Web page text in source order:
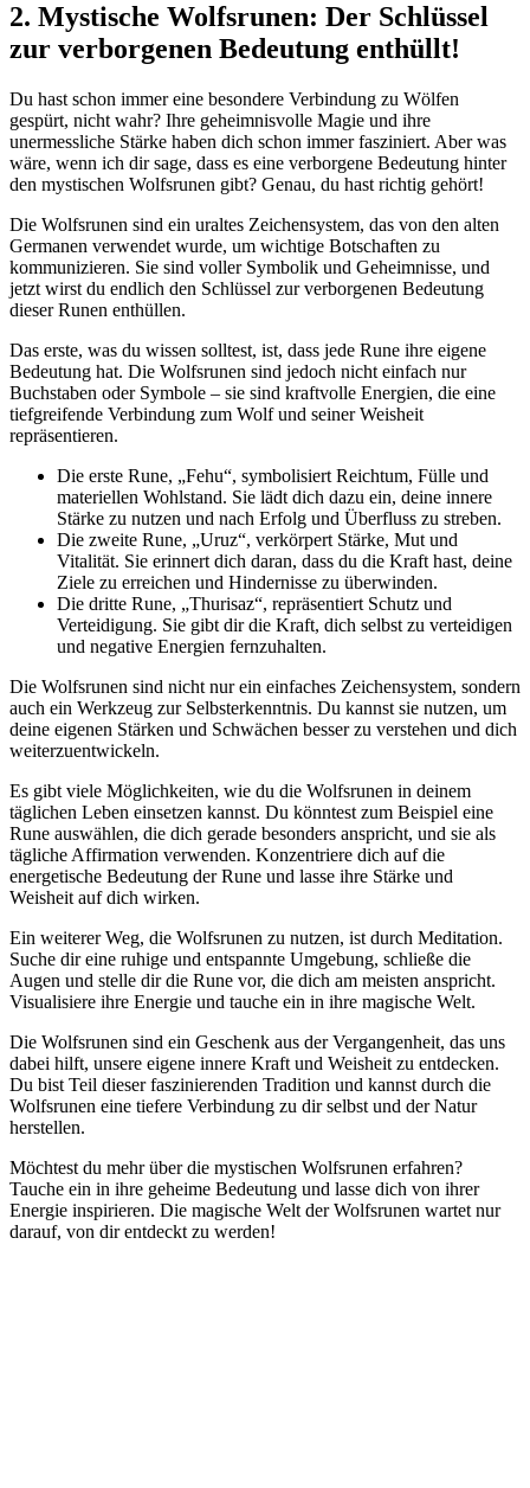
2. Mystische Wolfsrunen: Der ​Schlüssel
zur verborgenen Bedeutung enthüllt!
Du ⁣hast schon immer eine besondere Verbindung zu Wölfen
gespürt, nicht wahr? Ihre geheimnisvolle Magie und ihre
unermessliche Stärke ⁤haben‍ dich schon ⁣immer fasziniert. Aber ⁣was
wäre, wenn ich dir ⁣sage,‍ dass es eine‌ verborgene Bedeutung ‍hinter
⁣den mystischen Wolfsrunen gibt?‌ Genau, du⁢ hast richtig gehört!
Die Wolfsrunen sind ein uraltes Zeichensystem, das von den alten⁤
Germanen verwendet wurde, um wichtige Botschaften⁤ zu
kommunizieren. ⁤Sie ⁢sind voller ‌Symbolik und Geheimnisse, ⁢und
jetzt wirst​ du endlich ⁣den‌ Schlüssel zur verborgenen Bedeutung
dieser Runen​ enthüllen.
Das erste, was du wissen solltest, ist, dass jede Rune ihre eigene
Bedeutung ⁤hat. Die Wolfsrunen sind jedoch nicht einfach nur
Buchstaben oder⁤ Symbole – sie​ sind kraftvolle Energien, die eine
tiefgreifende Verbindung zum​ Wolf und seiner Weisheit
⁢repräsentieren.
Die erste‍ Rune, „Fehu“, symbolisiert Reichtum, Fülle und
materiellen Wohlstand. Sie lädt dich ‍dazu ein, ‌deine innere
Stärke zu nutzen‍ und‍ nach Erfolg‌ und Überfluss zu streben.
Die zweite Rune, „Uruz“, verkörpert Stärke, Mut und
Vitalität. Sie ‌erinnert dich daran, dass du die Kraft hast, deine ​
Ziele zu erreichen und Hindernisse zu überwinden.
Die dritte Rune, „Thurisaz“, repräsentiert Schutz​ und
Verteidigung. Sie gibt dir die Kraft,⁣ dich selbst‍ zu verteidigen
und negative​ Energien fernzuhalten.
Die Wolfsrunen ⁣sind nicht nur ein einfaches Zeichensystem, sondern
⁣auch‍ ein Werkzeug ‍zur Selbsterkenntnis. Du kannst ‌sie nutzen, um
⁢deine eigenen ⁢Stärken⁤ und⁢ Schwächen besser zu‌ verstehen und dich
weiterzuentwickeln.
Es gibt viele Möglichkeiten, wie du⁤ die ⁤Wolfsrunen in deinem
täglichen⁢ Leben einsetzen kannst. Du könntest zum Beispiel eine
Rune auswählen, die dich gerade besonders anspricht, und⁣ sie‌ als
tägliche Affirmation verwenden. Konzentriere dich auf ⁤die
energetische Bedeutung⁣ der Rune und lasse ‌ihre Stärke und ​
Weisheit auf dich wirken.
Ein weiterer Weg, die‍ Wolfsrunen zu nutzen, ‌ist ⁢durch Meditation.
Suche dir eine⁣ ruhige und entspannte Umgebung,⁢ schließe die
Augen⁢ und stelle dir​ die Rune⁤ vor, die‍ dich am meisten‌ anspricht.‌
Visualisiere ihre Energie und tauche ein in ihre magische ⁢Welt.
Die Wolfsrunen sind⁢ ein Geschenk aus der ‍Vergangenheit, das uns
dabei hilft, unsere⁢ eigene innere Kraft und Weisheit zu entdecken.
Du bist ⁣Teil dieser ⁢faszinierenden Tradition und kannst durch die
Wolfsrunen ⁤eine tiefere Verbindung ⁤zu dir selbst und der‌ Natur
herstellen.
Möchtest du ⁣mehr über die mystischen Wolfsrunen erfahren?
Tauche ein in ihre geheime Bedeutung und ‌lasse dich von ihrer
‌Energie inspirieren. Die ‍magische​ Welt der Wolfsrunen ​wartet nur
darauf,‌ von dir entdeckt zu werden!